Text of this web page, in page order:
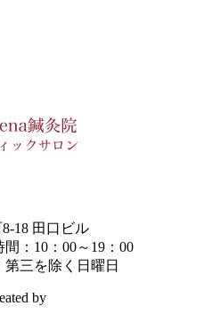
18 田口ビル
間：10：00～19：00
三を除く日曜日
by